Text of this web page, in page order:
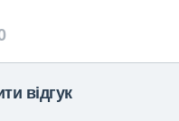
відгук